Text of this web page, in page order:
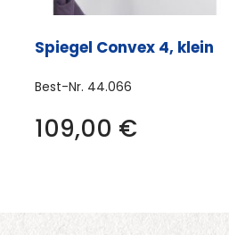
Spiegel Convex 4, klein
Best-Nr. 44.066
109,00 €